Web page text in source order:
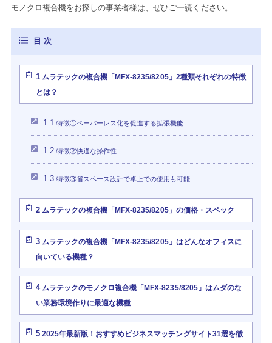
モノクロ複合機をお探しの事業者様は、ぜひご一読ください。
1ムラテックの複合機「MFX-8235/8205」2種類それぞれの特徴
とは？
1.1 特徴①ペーパーレス化を促進する拡張機能
1.2 特徴②快適な操作性
1.3 特徴③省スペース設計で卓上での使用も可能
2ムラテックの複合機「MFX-8235/8205」の価格・スペック
3ムラテックの複合機「MFX-8235/8205」はどんなオフィスに
向いている機種？
4ムラテックのモノクロ複合機「MFX-8235/8205」はムダのな
い業務環境作りに最適な機種
52025年最新版！おすすめビジネスマッチングサイト31選を徹